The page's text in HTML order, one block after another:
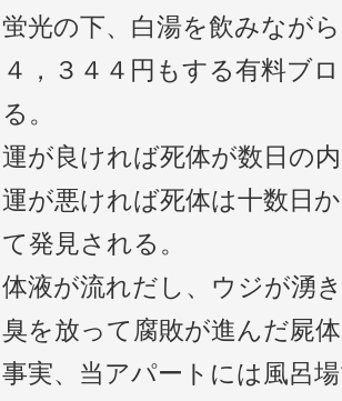
蛍光の下、白湯を飲みなが
４，３４４円もする有料ブ
る。
運が良ければ死体が数日の
運が悪ければ死体は十数日
て発見される。
体液が流れだし、ウジが湧
臭を放って腐敗が進んだ屍
事実、当アパートには風呂